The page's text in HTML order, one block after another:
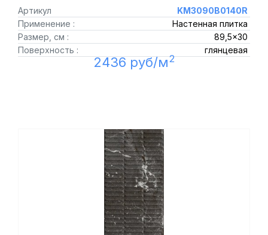
Артикул
KM3090B0140R
Применение :
Настенная плитка
Размер, см :
89,5x30
Поверхность :
глянцевая
2436 руб/м2